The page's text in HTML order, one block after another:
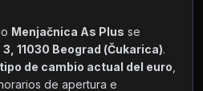
Menjačnica As Plus se
11030 Beograd (Čukarica).
tipo de cambio actual del euro
de apertura e